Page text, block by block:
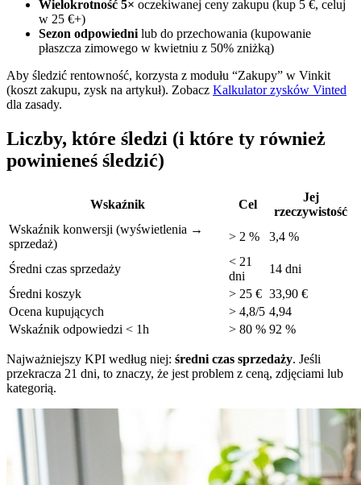
Wielokrotność 5× oczekiwanej ceny zakupu (kup 5 €, celuj
w 25 €+)
Sezon odpowiedni lub do przechowania (kupowanie
płaszcza zimowego w kwietniu z 50% zniżką)
Aby śledzić rentowność, korzysta z modułu “Zakupy” w Vinkit
(koszt zakupu, zysk na artykuł). Zobacz Kalkulator zysków Vinted
dla zasady.
Liczby, które śledzi (i które ty również
powinieneś śledzić)
Wskaźnik Cel
Jej
rzeczywistość
Wskaźnik konwersji (wyświetlenia →
sprzedaż)
> 2 % 3,4 %
Średni czas sprzedaży
< 21
dni
14 dni
Średni koszyk
> 25 € 33,90 €
Ocena kupujących
> 4,8/5 4,94
Wskaźnik odpowiedzi < 1h
> 80 % 92 %
Najważniejszy KPI według niej: średni czas sprzedaży. Jeśli
przekracza 21 dni, to znaczy, że jest problem z ceną, zdjęciami lub
kategorią.